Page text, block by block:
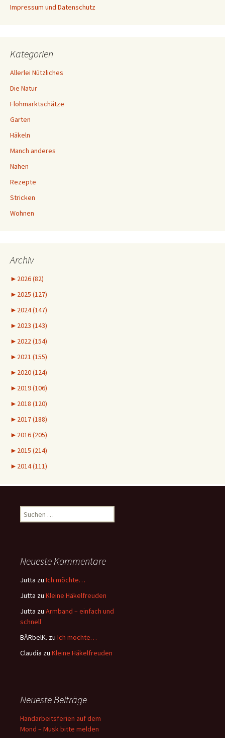
Impressum und Datenschutz
Kategorien
Allerlei Nützliches
Die Natur
Flohmarktschätze
Garten
Häkeln
Manch anderes
Nähen
Rezepte
Stricken
Wohnen
Archiv
► 2026 (82)
► 2025 (127)
► 2024 (147)
► 2023 (143)
► 2022 (154)
► 2021 (155)
► 2020 (124)
► 2019 (106)
► 2018 (120)
► 2017 (188)
► 2016 (205)
► 2015 (214)
► 2014 (111)
Suchen
nach:
Neueste Kommentare
Jutta zu Ich möchte…
Jutta zu Kleine Häkelfreuden
Jutta zu Armband – einfach und
schnell
BÄRbelK. zu Ich möchte…
Claudia zu Kleine Häkelfreuden
Neueste Beiträge
Handarbeitsferien auf dem
Mond – Musk bitte melden